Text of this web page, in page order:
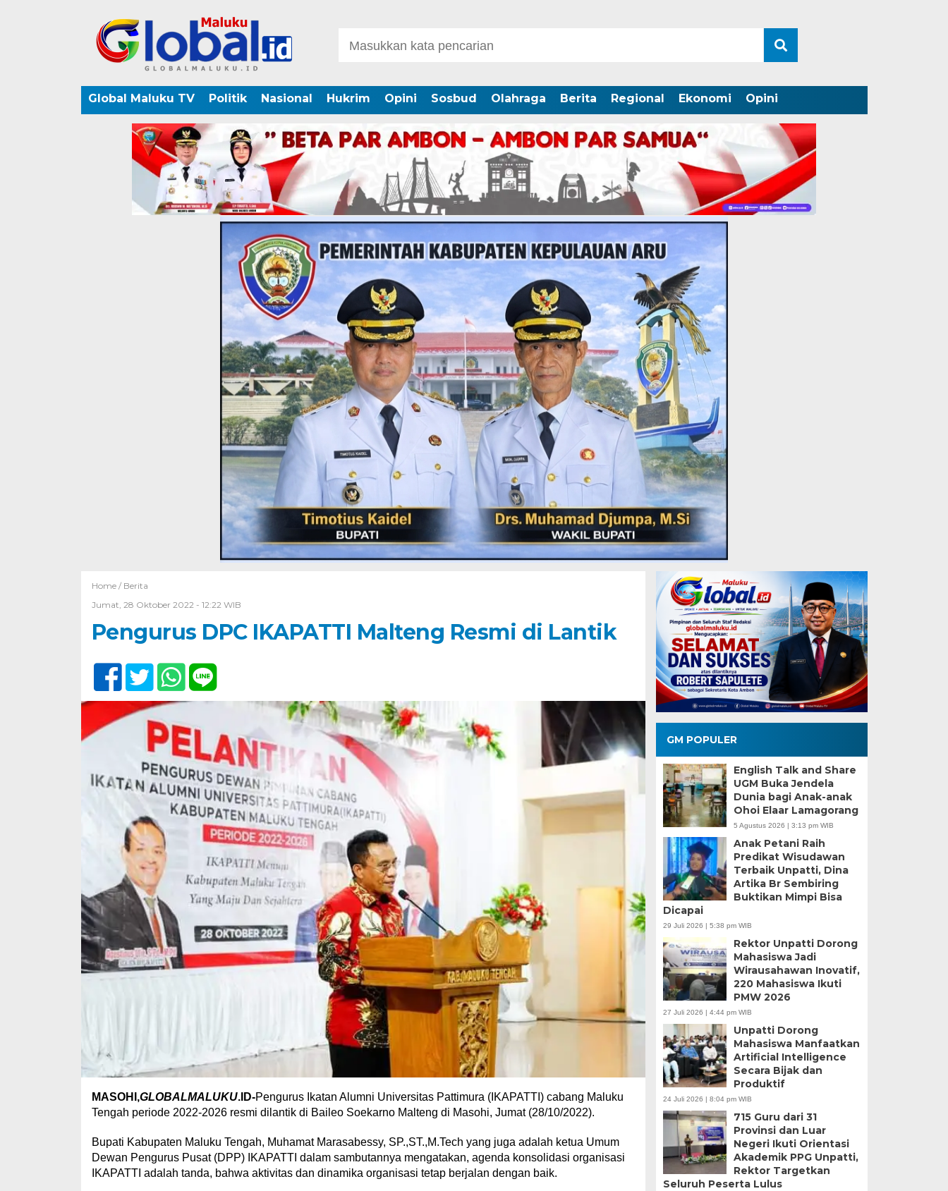
Global Maluku TV Politik Nasional Hukrim Opini Sosbud Olahraga Berita Regional Ekonomi Opini
Home / Berita
Jumat, 28 Oktober 2022 - 12:22 WIB
Pengurus DPC IKAPATTI Malteng Resmi di Lantik
MASOHI,GLOBALMALUKU.ID-Pengurus Ikatan Alumni Universitas Pattimura (IKAPATTI) cabang Maluku
Tengah periode 2022-2026 resmi dilantik di Baileo Soekarno Malteng di Masohi, Jumat (28/10/2022).
Bupati Kabupaten Maluku Tengah, Muhamat Marasabessy, SP.,ST.,M.Tech yang juga adalah ketua Umum
Dewan Pengurus Pusat (DPP) IKAPATTI dalam sambutannya mengatakan, agenda konsolidasi organisasi
IKAPATTI adalah tanda, bahwa aktivitas dan dinamika organisasi tetap berjalan dengan baik.
GM POPULER
English Talk and Share
UGM Buka Jendela
Dunia bagi Anak-anak
Ohoi Elaar Lamagorang
5 Agustus 2026 | 3:13 pm WIB
Anak Petani Raih
Predikat Wisudawan
Terbaik Unpatti, Dina
Artika Br Sembiring
Buktikan Mimpi Bisa
Dicapai
29 Juli 2026 | 5:38 pm WIB
Rektor Unpatti Dorong
Mahasiswa Jadi
Wirausahawan Inovatif,
220 Mahasiswa Ikuti
PMW 2026
27 Juli 2026 | 4:44 pm WIB
Unpatti Dorong
Mahasiswa Manfaatkan
Artificial Intelligence
Secara Bijak dan
Produktif
24 Juli 2026 | 8:04 pm WIB
715 Guru dari 31
Provinsi dan Luar
Negeri Ikuti Orientasi
Akademik PPG Unpatti,
Rektor Targetkan
Seluruh Peserta Lulus